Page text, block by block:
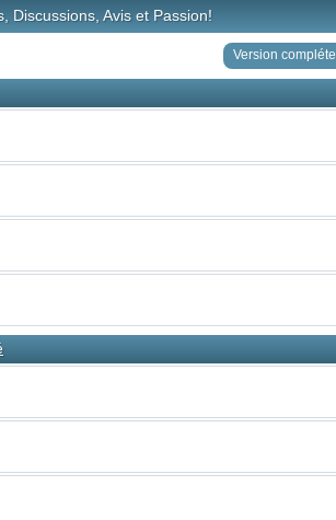
Discussions, Avis et Passion!
Version compléte